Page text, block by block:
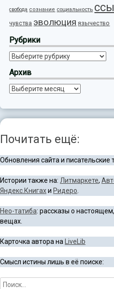
свобода сознание социальность
чувства эволюция язычество
Рубрики
Рубрики
Архив
Архив
Почитать ещё:
Обновления сайта и писательские
Истории также на: Литмаркете,
Яндекс.Книгахи Ридеро
Нео-татиба: рассказы о
вещах.
Карточка автора на LiveLib
Смысл истины лишь в её поиске: